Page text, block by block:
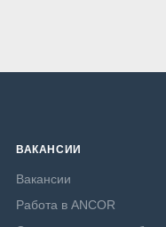
ВАКАНСИИ
Вакансии
Работа в ANCOR